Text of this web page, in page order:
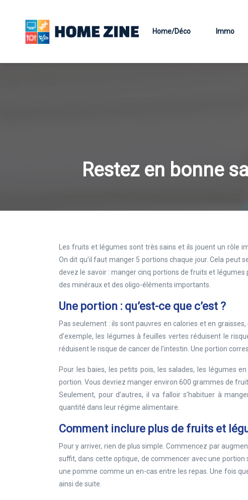
Home/Déco Immo
Restez en bonne
Les fruits et légumes sont très sains et ils jouent un rôle
On dit qu’il faut manger 5 portions chaque jour. Cela peut
devez le savoir : manger cinq portions de fruits et
des minéraux et des oligo-éléments importants.
Une portion : qu’est-ce que c’est ?
Pas seulement : ils sont pauvres en calories et en
d’exemple, les légumes à feuilles vertes réduisent le
réduisent le risque de cancer de l’intestin. Une portion
Pour les baies, les petits pois, les salades, les légumes
portion. Vous devriez manger environ 600 grammes de
Seulement, pour d’autres, il va falloir s’habituer à
quantité dans leur régime alimentaire.
Comment inclure plus de fruits et
Pour y arriver, rien de plus simple. Commencez par
suffit, dans cette optique, de commencer avec une
une pomme comme un en-cas entre les repas. Une fois
ainsi de suite.